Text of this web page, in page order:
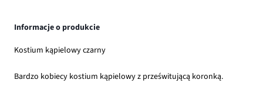
Informacje o produkcie
Kostium kąpielowy czarny
Bardzo kobiecy kostium kąpielowy z prześwitującą koronką.